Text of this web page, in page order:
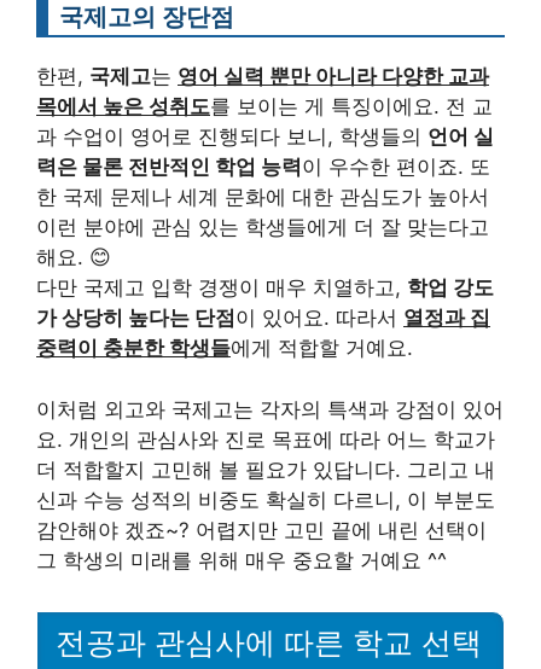
국제고의 장단점
한편, 국제고는 영어 실력 뿐만 아니라 다양한 교과
목에서 높은 성취도를 보이는 게 특징이에요. 전 교
과 수업이 영어로 진행되다 보니, 학생들의 언어 실
력은 물론 전반적인 학업 능력이 우수한 편이죠. 또
한 국제 문제나 세계 문화에 대한 관심도가 높아서
이런 분야에 관심 있는 학생들에게 더 잘 맞는다고
해요. 😊
다만 국제고 입학 경쟁이 매우 치열하고, 학업 강도
가 상당히 높다는 단점 이 있어요. 따라서 열정과 집
중력이 충분한 학생들에게 적합할 거예요.
이처럼 외고와 국제고는 각자의 특색과 강점이 있어
요. 개인의 관심사와 진로 목표에 따라 어느 학교가
더 적합할지 고민해 볼 필요가 있답니다. 그리고 내
신과 수능 성적의 비중도 확실히 다르니, 이 부분도
감안해야 겠죠~? 어렵지만 고민 끝에 내린 선택이
그 학생의 미래를 위해 매우 중요할 거예요 ^^
전공과 관심사에 따른 학교 선택